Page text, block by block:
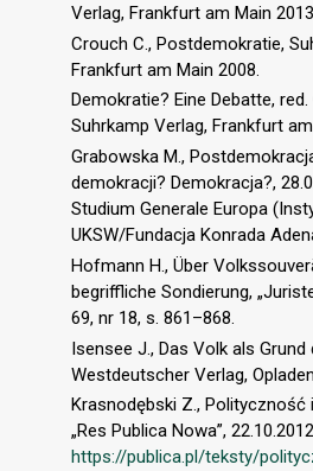
Verlag, Frankfurt am Main
Crouch C., Postdemokratie,
Frankfurt am Main 2008.
Demokratie? Eine Debatte,
Suhrkamp Verlag, Frankfurt
Grabowska M.,
demokracji? Demokracja?,
Studium Generale Europa
UKSW/Fundacja Konrada
Hofmann H., Über
begriffliche Sondierung,
69, nr 18, s. 861–868.
Isensee J., Das Volk als
Westdeutscher Verlag,
Krasnodębski Z., Polityczność
„Res Publica Nowa”,
https://publica.pl/teksty/